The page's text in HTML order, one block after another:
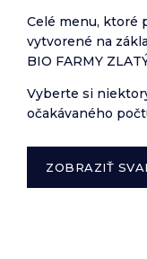
Celé menu, ktoré
vytvorené na
BIO FARMY
Vyberte si
očakávaného
ZOBRAZIŤ